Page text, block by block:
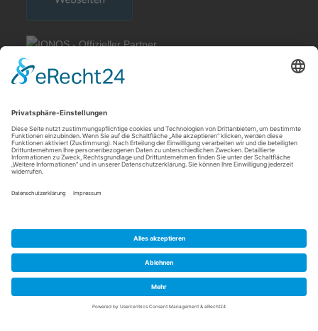
Rechtliches
Allgemeine Geschäftsbedingungen
Impressum
Datenschutzerklärung
Cookie-Einstellungen
Quick Links